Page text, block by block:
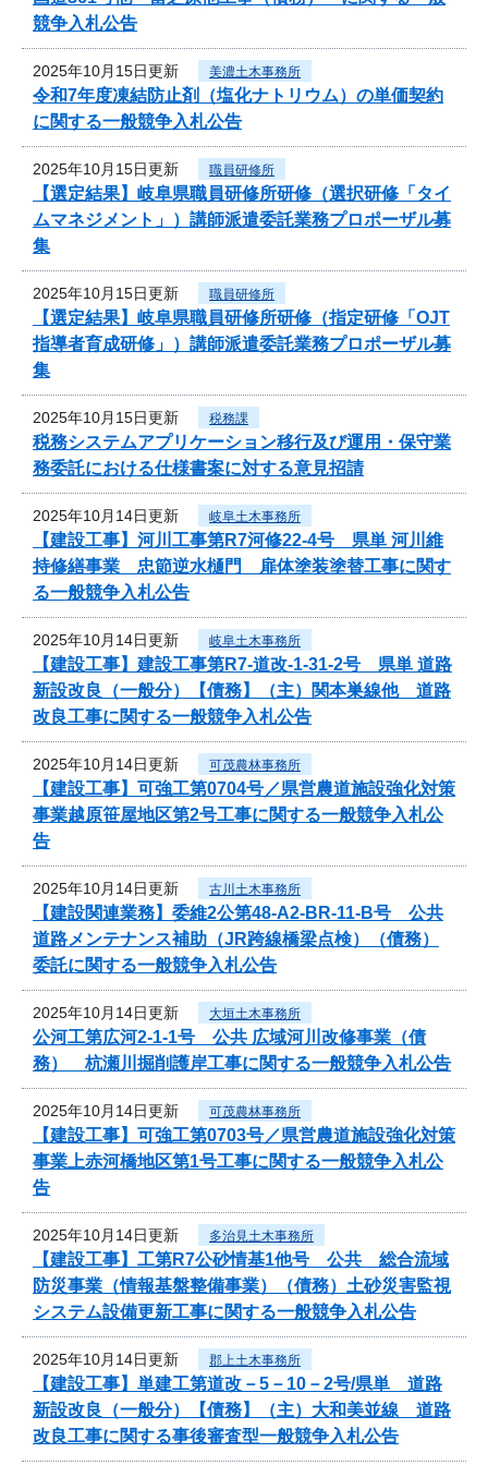
競争入札公告
2025年10月15日更新 美濃土木事務所
令和7年度凍結防止剤（塩化ナトリウム）の単価契約
に関する一般競争入札公告
2025年10月15日更新 職員研修所
【選定結果】岐阜県職員研修所研修（選択研修「タイ
ムマネジメント」）講師派遣委託業務プロポーザル募
集
2025年10月15日更新 職員研修所
【選定結果】岐阜県職員研修所研修（指定研修「OJT
指導者育成研修」）講師派遣委託業務プロポーザル募
集
2025年10月15日更新 税務課
税務システムアプリケーション移行及び運用・保守業
務委託における仕様書案に対する意見招請
2025年10月14日更新 岐阜土木事務所
【建設工事】河川工事第R7河修22-4号 県単 河川維
持修繕事業 忠節逆水樋門 扉体塗装塗替工事に関す
る一般競争入札公告
2025年10月14日更新 岐阜土木事務所
【建設工事】建設工事第R7-道改-1-31-2号 県単 道路
新設改良（一般分）【債務】（主）関本巣線他 道路
改良工事に関する一般競争入札公告
2025年10月14日更新 可茂農林事務所
【建設工事】可強工第0704号／県営農道施設強化対策
事業越原笹屋地区第2号工事に関する一般競争入札公
告
2025年10月14日更新 古川土木事務所
【建設関連業務】委維2公第48-A2-BR-11-B号 公共
道路メンテナンス補助（JR跨線橋梁点検）（債務）
委託に関する一般競争入札公告
2025年10月14日更新 大垣土木事務所
公河工第広河2-1-1号 公共 広域河川改修事業（債
務） 杭瀬川掘削護岸工事に関する一般競争入札公告
2025年10月14日更新 可茂農林事務所
【建設工事】可強工第0703号／県営農道施設強化対策
事業上赤河橋地区第1号工事に関する一般競争入札公
告
2025年10月14日更新 多治見土木事務所
【建設工事】工第R7公砂情基1他号 公共 総合流域
防災事業（情報基盤整備事業）（債務）土砂災害監視
システム設備更新工事に関する一般競争入札公告
2025年10月14日更新 郡上土木事務所
【建設工事】単建工第道改－5－10－2号/県単 道路
新設改良（一般分）【債務】（主）大和美並線 道路
改良工事に関する事後審査型一般競争入札公告